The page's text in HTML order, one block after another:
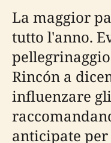
La maggior
tutto l'anno.
Rincón a
influenzare
anticipate